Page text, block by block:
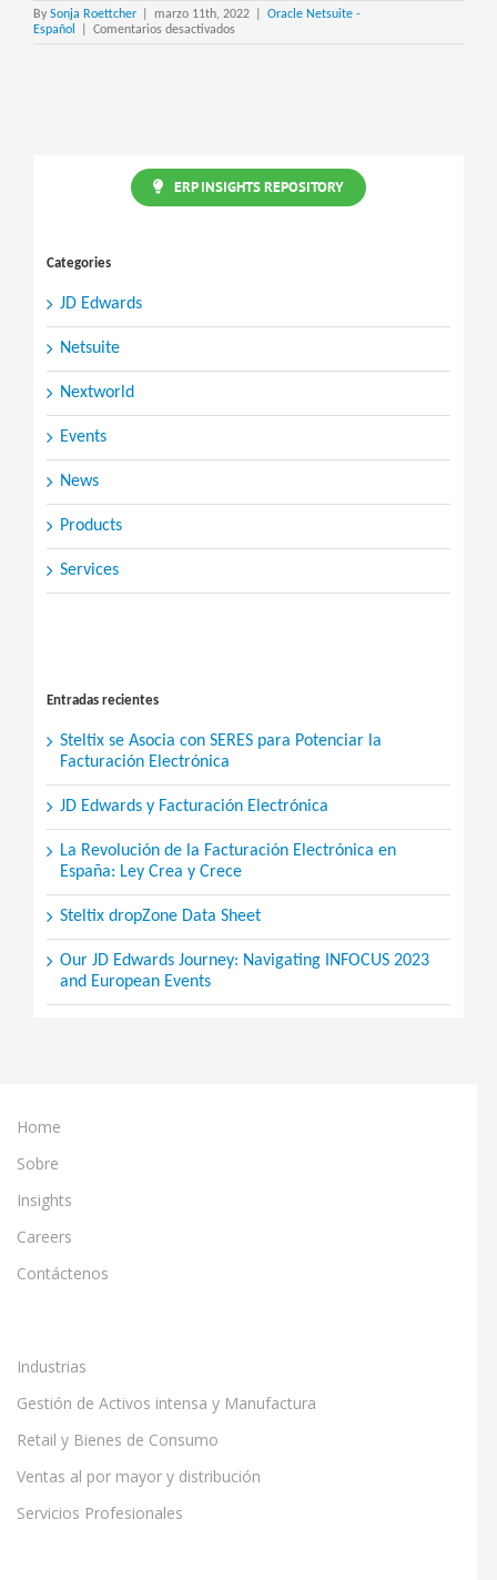
By Sonja Roettcher marzo 11th, 2022
Oracle Netsuite -
Español
Comentarios desactivadosen
ERP INSIGHTS REPOSITORY
Categories
JD Edwards
Netsuite
Nextworld
Events
News
Products
Services
Entradas recientes
Steltix se Asocia con SERES para Potenciar la
Facturación Electrónica
JD Edwards y Facturación Electrónica
La Revolución de la Facturación Electrónica en
España: Ley Crea y Crece
Steltix dropZone Data Sheet
Our JD Edwards Journey: Navigating INFOCUS 2023
and European Events
Home
Sobre
Insights
Careers
Contáctenos
Industrias
Gestión de Activos intensa y Manufactura
Retail y Bienes de Consumo
Ventas al por mayor y distribución
Servicios Profesionales